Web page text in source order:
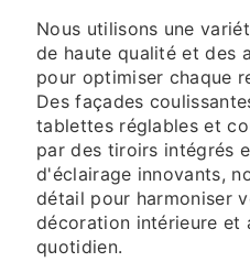
Nous utilisons une
de haute qualité et des
pour optimiser chaque
Des façades
tablettes réglables et
par des tiroirs intégrés
d'éclairage innovants,
détail pour harmoniser
décoration intérieure et
quotidien.